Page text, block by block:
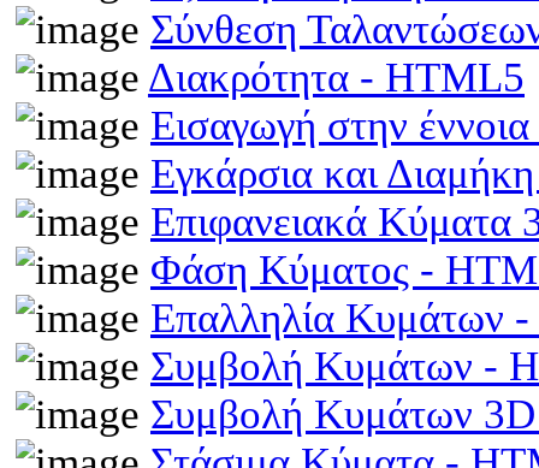
Σύνθεση
Διακρότητα - HTML5
Εισαγωγή στην
Εγκάρσια και
Επιφανειακά
Φάση Κύματος -
Επαλληλία Κυμάτων
Συμβολή Κυμάτων -
Συμβολή Κυμάτων